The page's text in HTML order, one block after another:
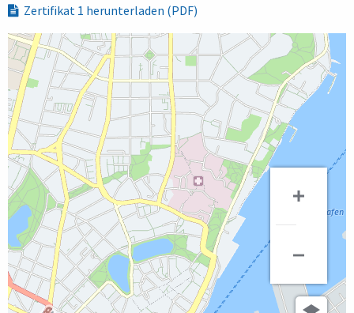
Zertifikat 1 herunterladen (PDF)